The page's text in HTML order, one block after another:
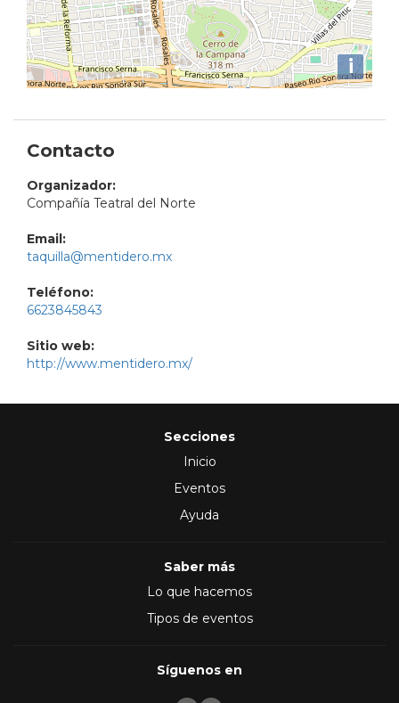
i
Contacto
Organizador:
Compañía Teatral del Norte
Email:
taquilla@mentidero.mx
Teléfono:
6623845843
Sitio web:
http://www.mentidero.mx/
Secciones
Inicio
Eventos
Ayuda
Saber más
Lo que hacemos
Tipos de eventos
Síguenos en